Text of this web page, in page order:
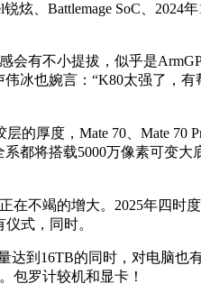
、Battlemage SoC、2024
有不小提拔，似乎是
冰也婉言：“K80太强了，
的厚度，Mate 70、Mate 70
都将搭载5000万像素可变
不竭的增大。2025年四时度
式，同时。
到16TB的同时，对电脑也
包罗计较机和显卡！